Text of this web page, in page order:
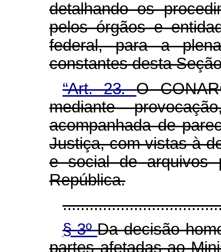
detalhando os
pelos órgãos e
federal, para a
constantes desta
“Art. 23.O
mediante
acompanhada de
Justiça, com vistas à
e social de arquivos
República.
§ 3ºDa decisão
partes afetadas ao